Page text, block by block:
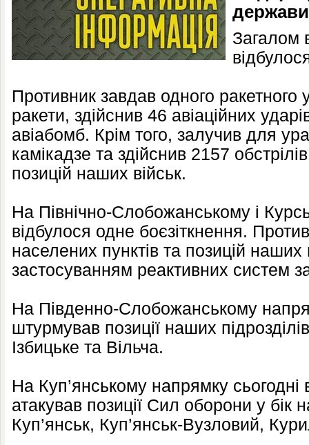
Загалом
Противник завдав одного
ракети, здійснив 46 авіаційних
авіабомб. Крім того, залучив для
камікадзе та здійснив 2157
позицій наших військ.
На Північно-Слобожанському і
відбулося одне боєзіткнення.
населених пунктів та позицій наших
застосуванням реактивних систем
На Південно-Слобожанському
штурмував позиції наших
Ізбицьке та Вільча.
На Куп’янському напрямку сьогодні
атакував позиції Сил оборони у бік
Куп’янськ, Куп’янськ-Вузловий,